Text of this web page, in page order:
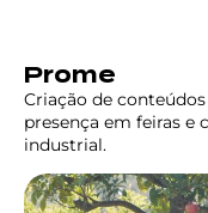
Prome
Criação de
presença em feiras e
industrial.